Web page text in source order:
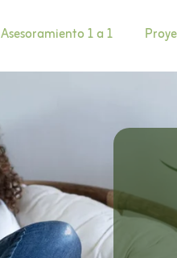
Asesoramiento 1 a 1